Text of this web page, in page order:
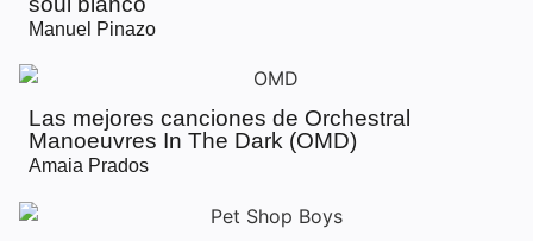
Manuel Pinazo
Las mejores canciones de Orchestral
Manoeuvres In The Dark (OMD)
Amaia Prados